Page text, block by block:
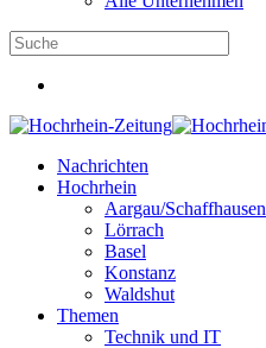
Nachrichten
Hochrhein
Aargau/Schaffhausen
Lörrach
Basel
Konstanz
Waldshut
Themen
Technik und IT